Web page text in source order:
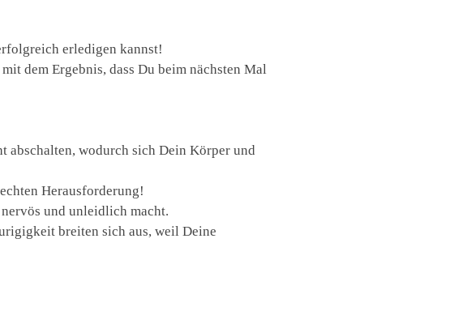
erledigen kannst!
dem Ergebnis, dass Du beim nächsten Mal
abschalten, wodurch sich Dein Körper und
Herausforderung!
und unleidlich macht.
breiten sich aus, weil Deine